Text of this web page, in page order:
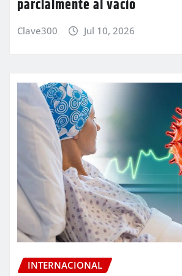
parcialmente al vacío
Clave300 Jul 10, 2026
INTERNACIONAL